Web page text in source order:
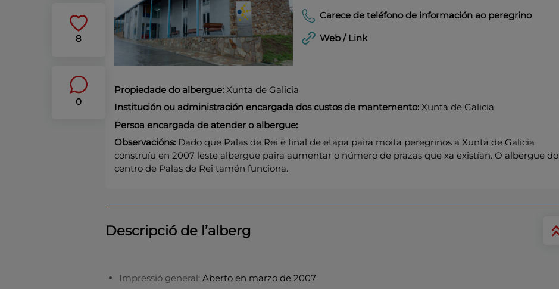
8
0
Carece de teléfono de información ao peregrino
Web / Link
Propiedade do albergue: Xunta de Galicia
Institución ou administración encargada dos custos de mantemento: Xunta de Galicia
Persoa encargada de atender o albergue:
Observacións: Dado que Palas de Rei é final de etapa paira moita peregrinos a Xunta de Galicia
construíu en 2007 leste albergue paira aumentar o número de prazas que xa existían. O albergue do
centro de Palas de Rei tamén funciona.
Descripció de l’alberg
Impressió general: Aberto en marzo de 2007